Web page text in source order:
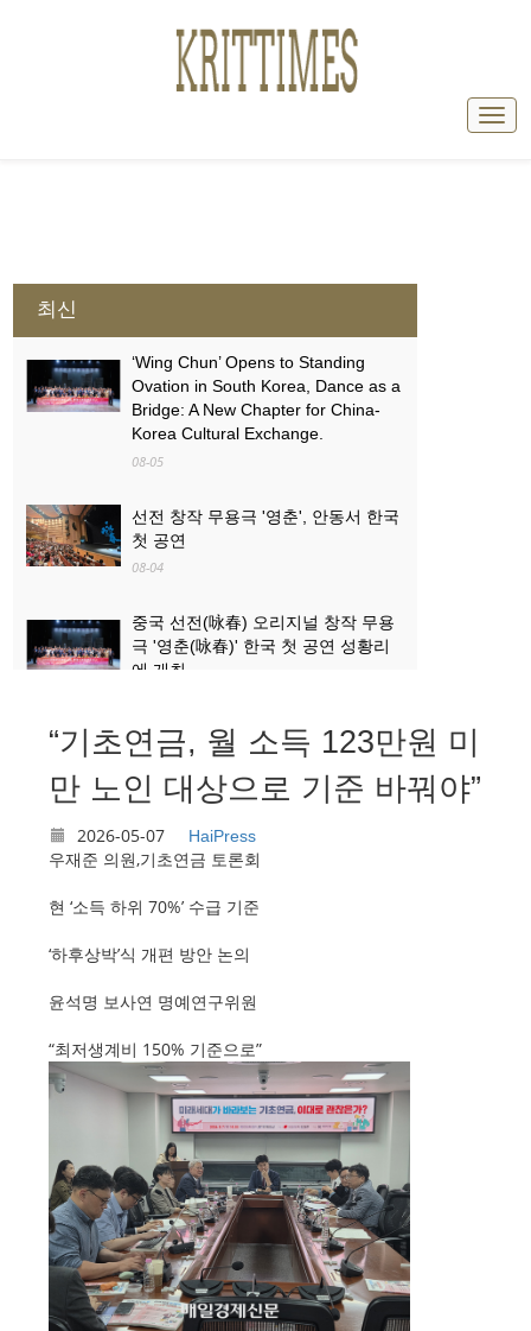
최신
‘Wing Chun’ Opens to Standing
Ovation in South Korea, Dance as a
Bridge: A New Chapter for China-
Korea Cultural Exchange.
08-05
선전 창작 무용극 '영춘', 안동서 한국
첫 공연
08-04
중국 선전(咏春) 오리지널 창작 무용
극 '영춘(咏春)' 한국 첫 공연 성황리
에 개최
산업과 문화관광의 ‘상생·융합’...로켓
발사 관람, 산둥 하이양 대표 문화관
광 콘텐츠로 부상
08-03
“기초연금, 월 소득 123만원 미
만 노인 대상으로 기준 바꿔야”
2026-05-07 HaiPress
우재준 의원,기초연금 토론회
현 ‘소득 하위 70%’ 수급 기준
‘하후상박’식 개편 방안 논의
윤석명 보사연 명예연구위원
“최저생계비 150% 기준으로”